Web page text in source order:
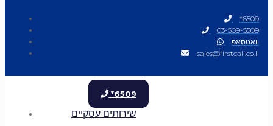
*6509
03-509-5509
וואטסאפ
sales@firstcall.co.il
*6509
שירותים עסקיים